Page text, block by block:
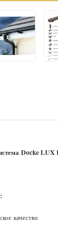
Docke LUX
качество